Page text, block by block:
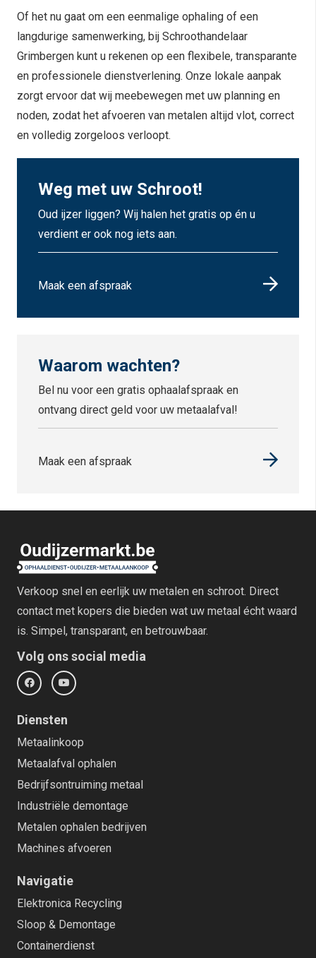
Of het nu gaat om een eenmalige ophaling of een
langdurige samenwerking, bij Schroothandelaar
Grimbergen kunt u rekenen op een flexibele, transparante
en professionele dienstverlening. Onze lokale aanpak
zorgt ervoor dat wij meebewegen met uw planning en
noden, zodat het afvoeren van metalen altijd vlot, correct
en volledig zorgeloos verloopt.
Weg met uw Schroot!
Oud ijzer liggen? Wij halen het gratis op én u
verdient er ook nog iets aan.
Maak een afspraak
Waarom wachten?
Bel nu voor een gratis ophaalafspraak en
ontvang direct geld voor uw metaalafval!
Maak een afspraak
Verkoop snel en eerlijk uw metalen en schroot. Direct
contact met kopers die bieden wat uw metaal écht waard
is. Simpel, transparant, en betrouwbaar.
Volg ons social media
Diensten
Metaalinkoop
Metaalafval ophalen
Bedrijfsontruiming metaal
Industriële demontage
Metalen ophalen bedrijven
Machines afvoeren
Navigatie
Elektronica Recycling
Sloop & Demontage
Containerdienst